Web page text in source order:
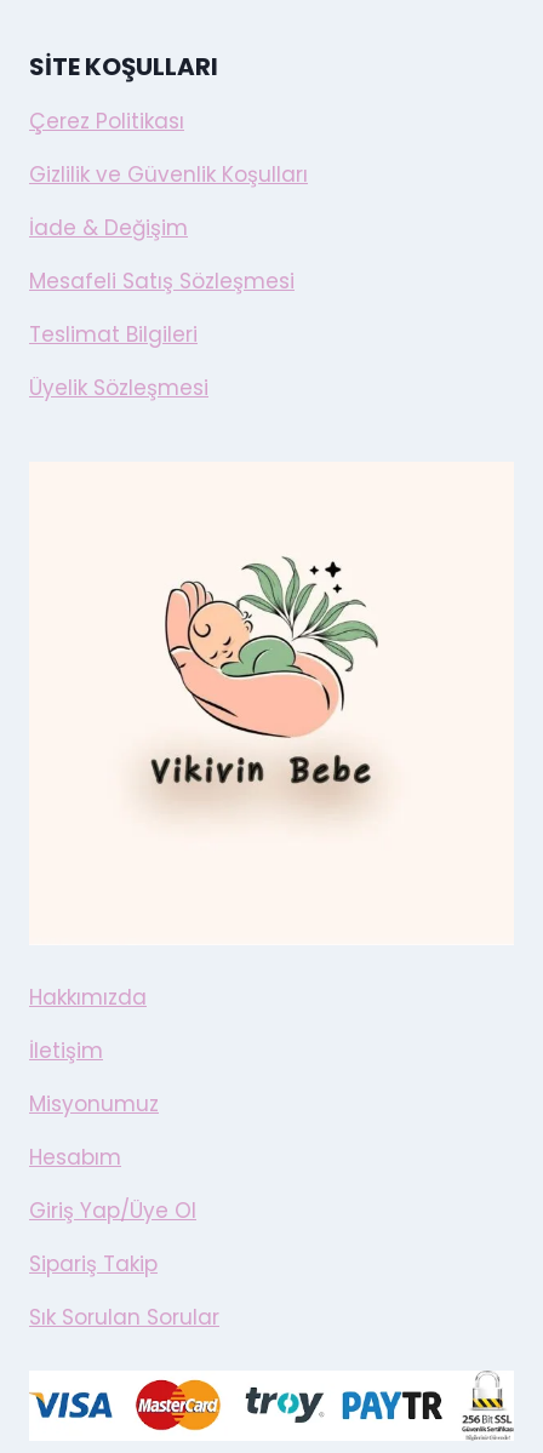
SITE KOŞULLARI
Çerez Politikası
Gizlilik ve Güvenlik Koşulları
İade & Değişim
Mesafeli Satış Sözleşmesi
Teslimat Bilgileri
Üyelik Sözleşmesi
Hakkımızda
İletişim
Misyonumuz
Hesabım
Giriş Yap/Üye Ol
Sipariş Takip
Sık Sorulan Sorular